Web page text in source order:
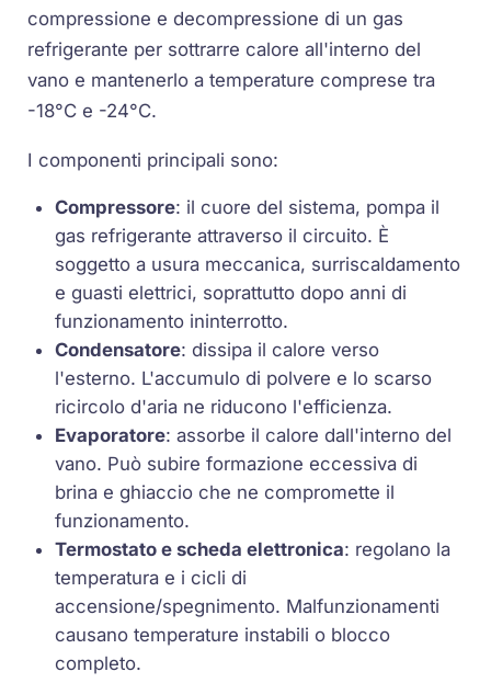
compressione e decompressione di un gas
refrigerante per sottrarre calore all'interno del
vano e mantenerlo a temperature comprese tra
-18°C e -24°C.
I componenti principali sono:
Compressore: il cuore del sistema, pompa il
gas refrigerante attraverso il circuito. È
soggetto a usura meccanica, surriscaldamento
e guasti elettrici, soprattutto dopo anni di
funzionamento ininterrotto.
Condensatore: dissipa il calore verso
l'esterno. L'accumulo di polvere e lo scarso
ricircolo d'aria ne riducono l'efficienza.
Evaporatore: assorbe il calore dall'interno del
vano. Può subire formazione eccessiva di
brina e ghiaccio che ne compromette il
funzionamento.
Termostato e scheda elettronica: regolano la
temperatura e i cicli di
accensione/spegnimento. Malfunzionamenti
causano temperature instabili o blocco
completo.